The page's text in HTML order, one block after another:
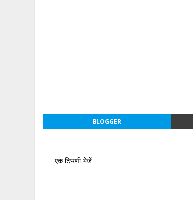
BLOGGER
एक टिप्पणी भेजें